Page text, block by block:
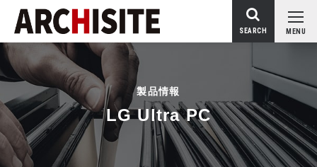
MENU
SEARCH
製品情報
LG Ultra PC